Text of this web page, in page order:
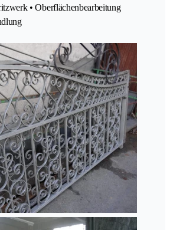
• Oberflächenbearbeitung